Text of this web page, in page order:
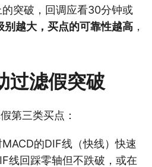
突破，回调应看30分钟或
别越大，买点的可靠性越高 ，
过滤假突破
第三类买点：
MACD的DIF线（快线）快速
线回踩零轴但不跌破，或在